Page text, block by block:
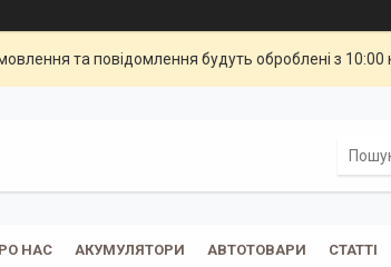
та повідомлення будуть оброблені з
НАС АКУМУЛЯТОРИ АВТОТОВАРИ СТАТТІ